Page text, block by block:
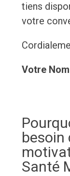
tiens
votre
Votre Nom
besoin
Santé